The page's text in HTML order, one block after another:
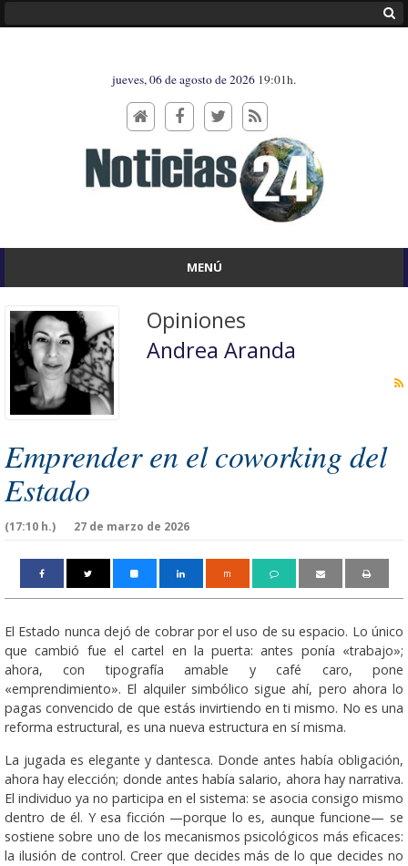
jueves, 06 de agosto de 2026 19:01h.
MENÚ
Opiniones
Andrea Aranda
Emprender en el coworking del
Estado
27 de marzo de 2026
(17:10 h.)
m
El Estado nunca dejó de cobrar por el uso de su espacio. Lo único
que cambió fue el cartel en la puerta: antes ponía «trabajo»;
ahora, con tipografía amable y café caro, pone
«emprendimiento». El alquiler simbólico sigue ahí, pero ahora lo
pagas convencido de que estás invirtiendo en ti mismo. No es una
reforma estructural, es una nueva estructura en sí misma.
La jugada es elegante y dantesca. Donde antes había obligación,
ahora hay elección; donde antes había salario, ahora hay narrativa.
El individuo ya no participa en el sistema: se asocia consigo mismo
dentro de él. Y esa ficción —porque lo es, aunque funcione— se
sostiene sobre uno de los mecanismos psicológicos más eficaces:
la ilusión de control. Creer que decides más de lo que decides no